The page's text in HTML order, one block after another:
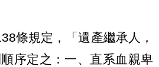
條規定，「遺產繼承人，
序定之：一、直系血親卑